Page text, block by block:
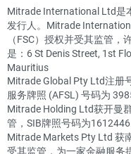
Mitrade International Ltd是
发行人。Mitrade
（FSC）授权并受其监管
是：6 St Denis Street, 1st
Mauritius
Mitrade Global Pty Ltd注册
服务牌照 (AFSL) 号码为
Mitrade Holding Ltd获开曼
管，SIB牌照号码为1612446
Mitrade Markets Pty Ltd 获
受其监管，为一家金融服务